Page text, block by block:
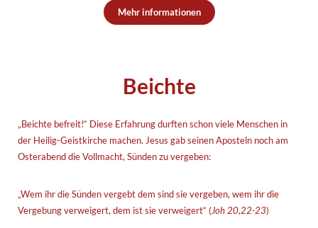
Mehr informationen
Beichte
„Beichte befreit!“ Diese Erfahrung durften schon viele Menschen in
der Heilig-Geistkirche machen. Jesus gab seinen Aposteln noch am
Osterabend die Vollmacht, Sünden zu vergeben:
„Wem ihr die Sünden vergebt dem sind sie vergeben, wem ihr die
Vergebung verweigert, dem ist sie verweigert“ (Joh 20,22-23)